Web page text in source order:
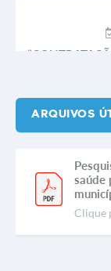
ARQUIVOS
saúde
Clique